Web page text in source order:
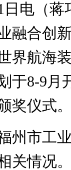
电（蒋
融合创
界航海
于8-9月
奖仪式
市工业
关情况